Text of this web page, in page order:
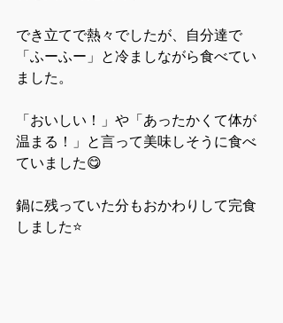
でき立てで熱々でしたが、自分達で
「ふーふー」と冷ましながら食べてい
ました。
「おいしい！」や「あったかくて体が
温まる！」と言って美味しそうに食べ
ていました😋
鍋に残っていた分もおかわりして完食
しました⭐